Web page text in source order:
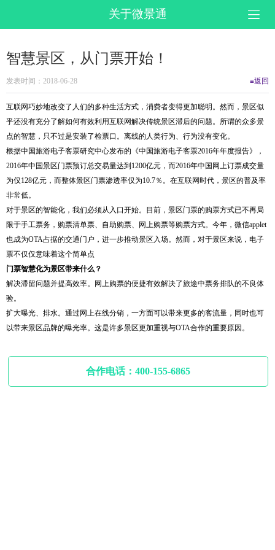
关于微景通
智慧景区，从门票开始！
发表时间：2018-06-28 ≡返回
互联网巧妙地改变了人们的多种生活方式，消费者变得更加聪明。然而，景区似
乎还没有充分了解如何有效利用互联网解决传统景区滞后的问题。所谓的众多景
点的智慧，只不过是安装了检票口。离线的人类行为、行为没有变化。
根据中国旅游电子客票研究中心发布的《中国旅游电子客票2016年年度报告》，
2016年中国景区门票预订总交易量达到1200亿元，而2016年中国网上订票成交量
为仅128亿元，而整体景区门票渗透率仅为10.7％。在互联网时代，景区的普及率
非常低。
对于景区的智能化，我们必须从入口开始。目前，景区门票的购票方式已不再局
限于手工票务，购票清单票、自助购票、网上购票等购票方式。今年，微信applet
也成为OTA占据的交通门户，进一步推动景区入场。然而，对于景区来说，电子
票不仅仅意味着这个简单点
门票智慧化为景区带来什么？
解决滞留问题并提高效率。网上购票的便捷有效解决了旅途中票务排队的不良体
验。
扩大曝光、排水。通过网上在线分销，一方面可以带来更多的客流量，同时也可
以带来景区品牌的曝光率。这是许多景区更加重视与OTA合作的重要原因。
合作电话：400-155-6865